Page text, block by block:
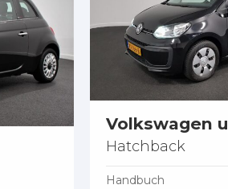
Volkswagen
Hatchback
Handbuch